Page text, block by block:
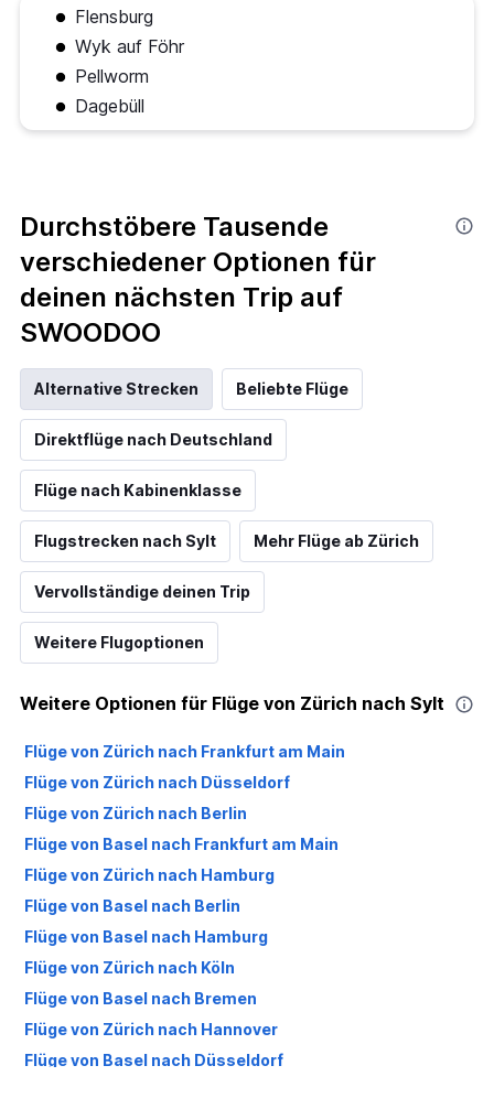
Flensburg
Wyk auf Föhr
Pellworm
Dagebüll
Durchstöbere Tausende
verschiedener Optionen für
deinen nächsten Trip auf
SWOODOO
Alternative Strecken Beliebte Flüge
Direktflüge nach Deutschland
Flüge nach Kabinenklasse
Flugstrecken nach Sylt Mehr Flüge ab Zürich
Vervollständige deinen Trip
Weitere Flugoptionen
Weitere Optionen für Flüge von Zürich nach Sylt
Flüge von Zürich nach Frankfurt am Main
Flüge von Zürich nach Düsseldorf
Flüge von Zürich nach Berlin
Flüge von Basel nach Frankfurt am Main
Flüge von Zürich nach Hamburg
Flüge von Basel nach Berlin
Flüge von Basel nach Hamburg
Flüge von Zürich nach Köln
Flüge von Basel nach Bremen
Flüge von Zürich nach Hannover
Flüge von Basel nach Düsseldorf